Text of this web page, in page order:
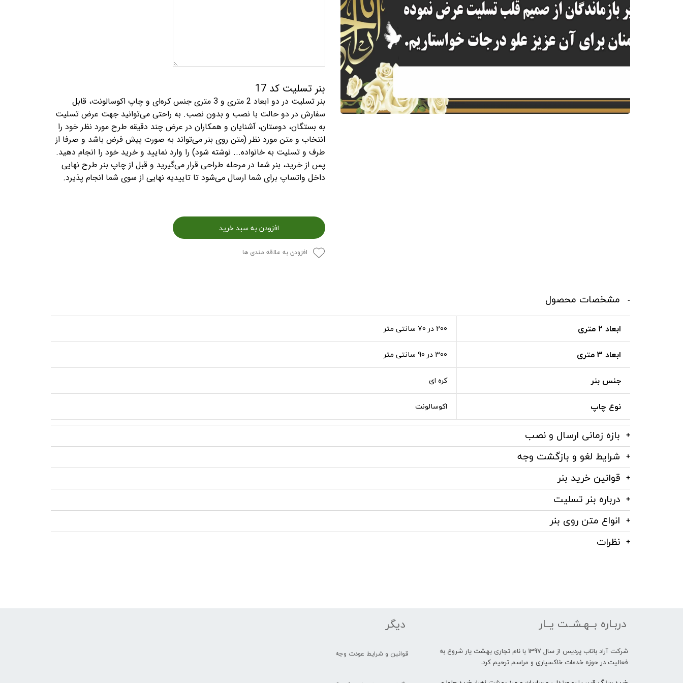
بنر تسلیت کد 17
بنر تسلیت در دو ابعاد 2 متری و 3 متری جنس کره‌ای و چاپ اکوسالونت، قابل
سفارش در دو حالت با نصب و بدون نصب. به راحتی می‌توانید جهت عرض تسلیت
به بستگان، دوستان، آشنایان و همکاران در عرض چند دقیقه طرح مورد نظر خود را
انتخاب و متن مورد نظر (متن روی بنر می‌تواند به صورت پیش فرض باشد و صرفا از
طرف و تسلیت به خانواده... نوشته شود) را وارد نمایید و خرید خود را انجام دهید.
پس از خرید، بنر شما در مرحله طراحی قرار می‌گیرید و قبل از چاپ بنر طرح نهایی
داخل واتساپ برای شما ارسال می‌شود تا تاییدیه نهایی از سوی شما انجام پذیرد.
افزودن به سبد خرید
افزودن به علاقه مندی ها
مشخصات محصول
ابعاد 2 متری 200 در 70 سانتی متر
ابعاد 3 متری 300 در 90 سانتی متر
جنس بنر کره ای
نوع چاپ اکوسالونت
بازه زمانی ارسال و نصب
شرایط لغو و بازگشت وجه
قوانین خرید بنر
درباره بنر تسلیت
انواع متن روی بنر
نظرات
دیگر
قوانین و شرایط عودت وجه
دربـاره بــهـشــت یــار
شرکت آراد باتاب پردیس از سال 1397 با نام تجاری بهشت یار شروع به
فعالیت در حوزه خدمات خاکسپاری و مراسم ترحیم کرد.